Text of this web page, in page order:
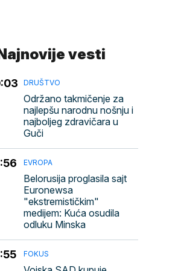
vesti
DRUŠTVO
Održano takmičenje za
najlepšu narodnu nošnju i
najboljeg zdravičara u
Guči
EVROPA
Belorusija proglasila sajt
Euronewsa
"ekstremističkim"
medijem: Kuća osudila
odluku Minska
FOKUS